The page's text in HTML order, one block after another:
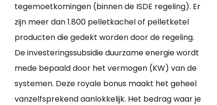
tegemoetkomingen (binnen de ISDE regeling). Er
zijn meer dan 1.800 pelletkachel of pelletketel
producten die gedekt worden door de regeling.
De investeringssubsidie duurzame energie wordt
mede bepaald door het vermogen (KW) van de
systemen. Deze royale bonus maakt het geheel
vanzelfsprekend aanlokkelijk. Het bedrag waar je